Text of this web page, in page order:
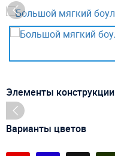
Элементы конструкции
Варианты цветов